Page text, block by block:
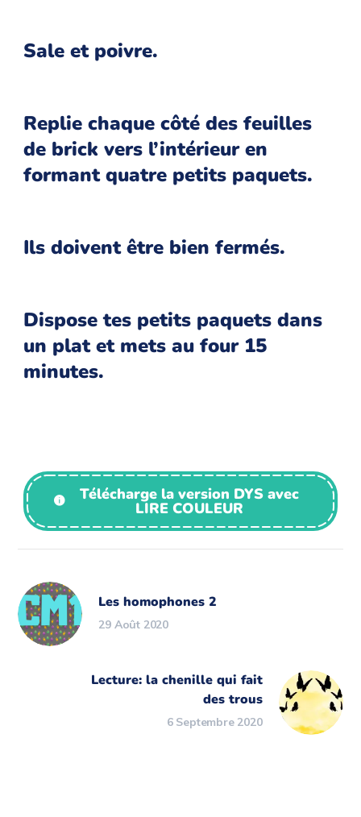
Sale et poivre.
Replie chaque côté des feuilles
de brick vers l’intérieur en
formant quatre petits paquets.
Ils doivent être bien fermés.
Dispose tes petits paquets dans
un plat et mets au four 15
minutes.
Télécharge la version DYS avec
LIRE COULEUR
Les homophones 2
29 Août 2020
Lecture: la chenille qui fait
des trous
6 Septembre 2020